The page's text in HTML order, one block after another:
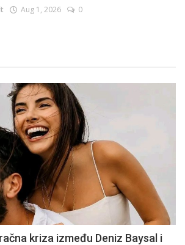
Aug 1, 2026 0
kriza između Deniz Baysal i